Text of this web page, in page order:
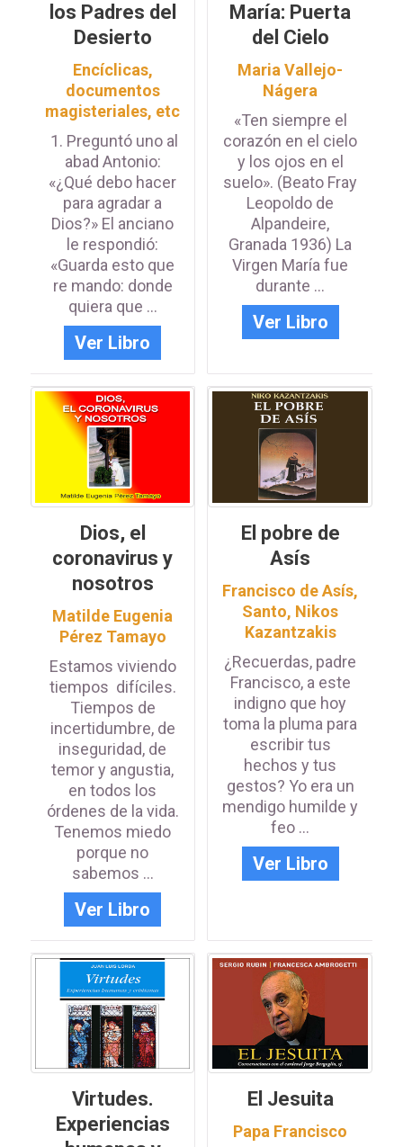
los Padres del
Desierto
Encíclicas,
documentos
magisteriales, etc
1. Preguntó uno al
abad Antonio:
«¿Qué debo hacer
para agradar a
Dios?» El anciano
le respondió:
«Guarda esto que
re mando: donde
quiera que ...
Ver Libro
María: Puerta
del Cielo
Maria Vallejo-
Nágera
«Ten siempre el
corazón en el cielo
y los ojos en el
suelo». (Beato Fray
Leopoldo de
Alpandeire,
Granada 1936) La
Virgen María fue
durante ...
Ver Libro
Dios, el
coronavirus y
nosotros
Matilde Eugenia
Pérez Tamayo
Estamos viviendo
tiempos difíciles.
Tiempos de
incertidumbre, de
inseguridad, de
temor y angustia,
en todos los
órdenes de la vida.
Tenemos miedo
porque no
sabemos ...
Ver Libro
El pobre de
Asís
Francisco de Asís,
Santo, Nikos
Kazantzakis
¿Recuerdas, padre
Francisco, a este
indigno que hoy
toma la pluma para
escribir tus
hechos y tus
gestos? Yo era un
mendigo humilde y
feo ...
Ver Libro
Virtudes.
Experiencias
El Jesuita
Papa Francisco